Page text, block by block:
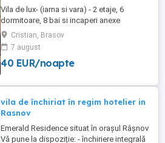
Vila de lux- (iarna si vara) - 2 etaje, 6
dormitoare, 8 bai si incaperi anexe
totalizand 11 camere. Parter: sala de
petrecere de mese de dans, semineu, TV,
DVD, piscina, sauna, jacuzzi, bucatarie
echipata complet. La etajul intai, exista
masa, biliard, bar, TV. ...
Cristian, Brasov
7 august
40 EUR/noapte
vila de închiriat în regim hotelier in
Rasnov
Emerald Residence situat în orașul Râșnov
Vă pune la dispoziție: - închiriere integrală